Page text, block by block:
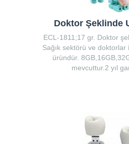
Doktor Şeklinde
ECL-1811;17 gr. Doktor
Sağık sektörü ve
üründür.
mevcuttur.2 yıl